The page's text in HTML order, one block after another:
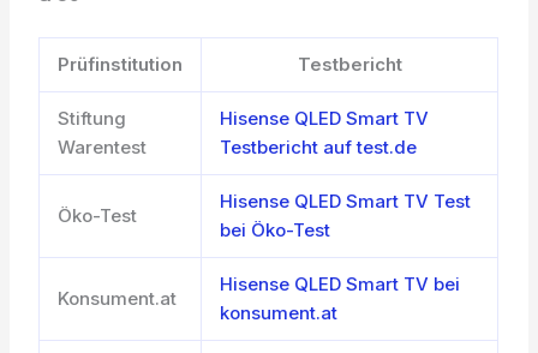
Prüfinstitution Testbericht
Stiftung
Warentest
Hisense QLED Smart TV
Testbericht auf test.de
Öko-Test
Hisense QLED Smart TV Test
bei Öko-Test
Konsument.at
Hisense QLED Smart TV bei
konsument.at